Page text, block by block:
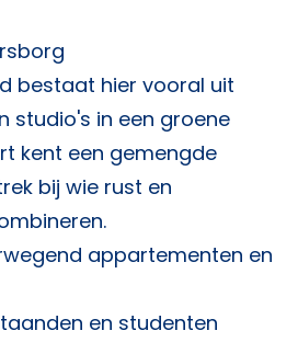
bestaat hier vooral uit
studio's in een groene
kent een gemengde
bij wie rust en
appartementen en
en studenten